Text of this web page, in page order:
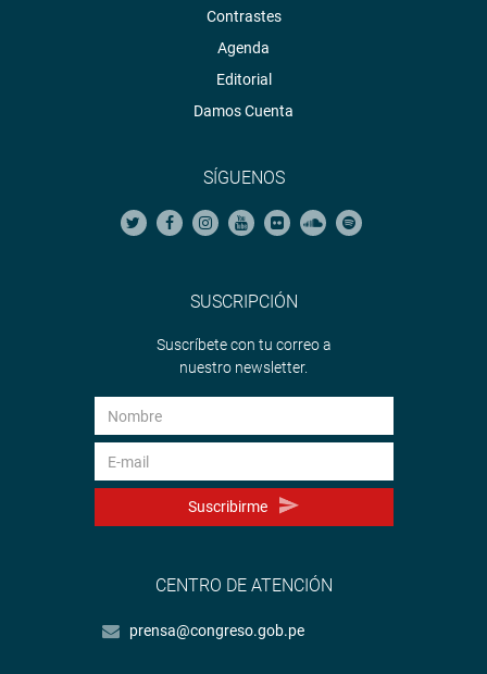
Contrastes
Agenda
Editorial
Damos Cuenta
SÍGUENOS
SUSCRIPCIÓN
Suscríbete con tu correo a
nuestro newsletter.
Suscribirme
CENTRO DE ATENCIÓN
prensa@congreso.gob.pe